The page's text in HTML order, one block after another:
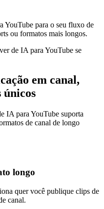
YouTube para o seu fluxo de
ou formatos mais longos.
de IA para YouTube se
em canal,
únicos
IA para YouTube suporta
de canal de longo
longo
quer você publique clips de
canal.